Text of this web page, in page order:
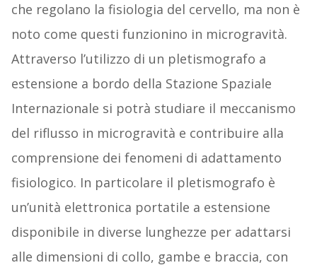
che regolano la fisiologia del cervello, ma non è
noto come questi funzionino in microgravità.
Attraverso l’utilizzo di un pletismografo a
estensione a bordo della Stazione Spaziale
Internazionale si potrà studiare il meccanismo
del riflusso in microgravità e contribuire alla
comprensione dei fenomeni di adattamento
fisiologico. In particolare il pletismografo è
un’unità elettronica portatile a estensione
disponibile in diverse lunghezze per adattarsi
alle dimensioni di collo, gambe e braccia, con